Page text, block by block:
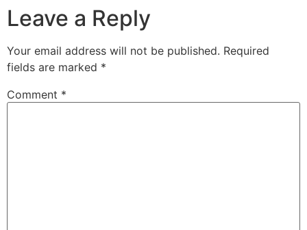
Leave a Reply
Your email address will not be published. Required
fields are marked *
Comment *